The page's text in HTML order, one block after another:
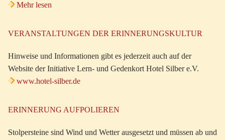
Mehr lesen
VERANSTALTUNGEN DER ERINNERUNGSKULTUR
Hinweise und Informationen gibt es jederzeit auch auf der
Website der Initiative Lern- und Gedenkort Hotel Silber e.V.
www.hotel-silber.de
ERINNERUNG AUFPOLIEREN
Stolpersteine sind Wind und Wetter ausgesetzt und müssen ab und